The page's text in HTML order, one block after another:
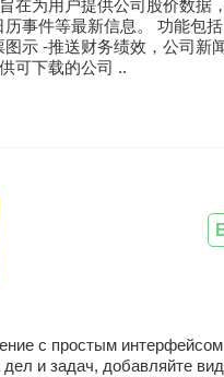
在为用户提供公司股价数据
事件等最新信息。 功能包
示 -推送财务绩效，公司新
可下载的公司 ..
с простым
дел и задач, добавляйте